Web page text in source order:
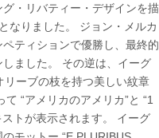
・リバティー・デザインを描
なりました。 ジョン・メルカ
ティションで優勝し、最終的
ました。 その逆は、イーグ
ーブの枝を持つ美しい紋章
“アメリカのアメリカ”と “1
トが表示されます。 イーグ